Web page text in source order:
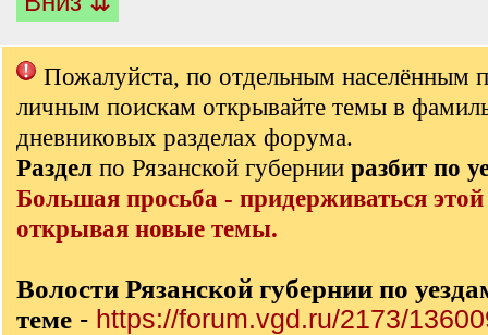
Пожалуйста, по отдельным населённым
личным поискам открывайте темы в
дневниковых разделах форума.
Раздел по Рязанской губернии разбит по
Большая просьба - придерживаться
открывая новые темы.
Волости Рязанской губернии по
теме - https://forum.vgd.ru/2173/